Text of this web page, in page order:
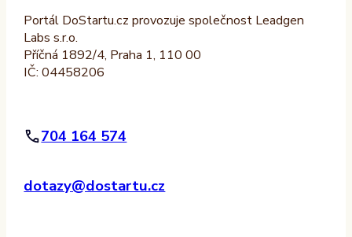
Portál DoStartu.cz provozuje společnost Leadgen
Labs s.r.o.
Příčná 1892/4, Praha 1, 110 00
IČ: 04458206
704 164 574
dotazy@dostartu.cz